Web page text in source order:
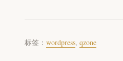
标签： wordpress, qzone